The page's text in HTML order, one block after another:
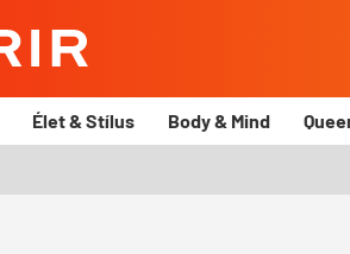
Élet & Stílus Body & Mind